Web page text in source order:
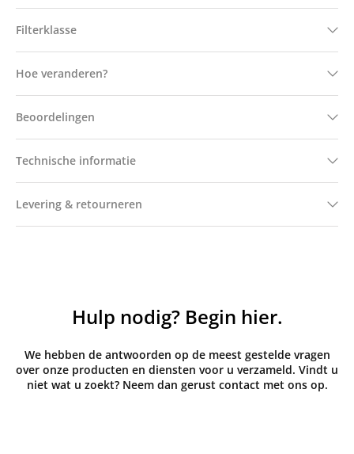
Filterklasse
Hoe veranderen?
Beoordelingen
Technische informatie
Levering & retourneren
Hulp nodig? Begin hier.
We hebben de antwoorden op de meest gestelde vragen
over onze producten en diensten voor u verzameld. Vindt u
niet wat u zoekt? Neem dan gerust contact met ons op.